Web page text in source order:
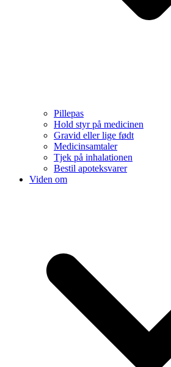
Pillepas
Hold styr på medicinen
Gravid eller lige født
Medicinsamtaler
Tjek på inhalationen
Bestil apoteksvarer
Viden om